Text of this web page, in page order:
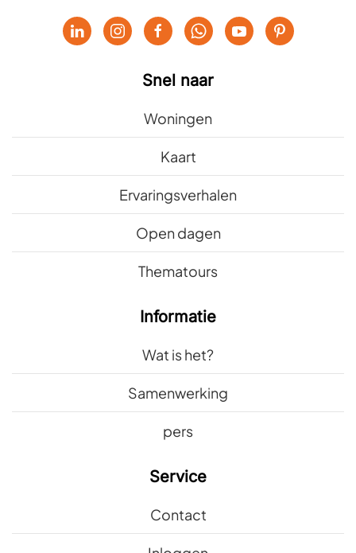
Snel naar
Woningen
Kaart
Ervaringsverhalen
Open dagen
Thematours
Informatie
Wat is het?
Samenwerking
pers
Service
Contact